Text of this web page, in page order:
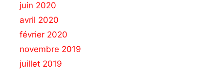
juin 2020
avril 2020
février 2020
novembre 2019
juillet 2019